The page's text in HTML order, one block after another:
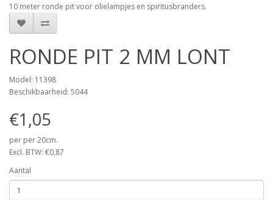
10 meter ronde pit voor olielampjes en spiritusbranders.
RONDE PIT 2 MM LONT
Model: 11398
Beschikbaarheid: 5044
€1,05
per per 20cm.
Excl. BTW: €0,87
Aantal